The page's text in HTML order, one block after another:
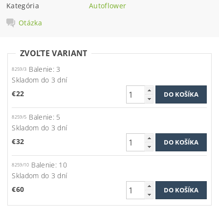
Kategória
Autoflower
Otázka
ZVOĽTE VARIANT
8259/3 Balenie: 3
Skladom do 3 dní
€22
8259/5 Balenie: 5
Skladom do 3 dní
€32
8259/10 Balenie: 10
Skladom do 3 dní
€60